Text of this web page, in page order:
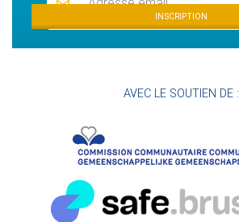
INSCRIPTION
AVEC LE SOUTIEN DE :